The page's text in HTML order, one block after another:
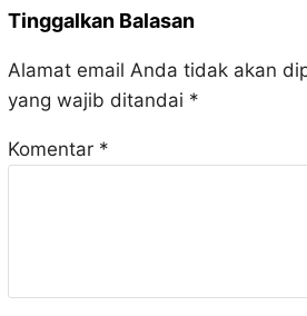
Tinggalkan Balasan
Alamat email Anda tidak akan
yang wajib ditandai *
Komentar *